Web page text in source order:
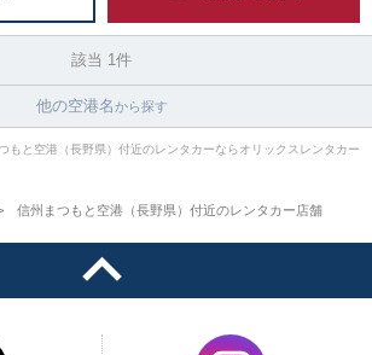
該当 1件
他の空港名から探す
もと空港（長野県）付近のレンタカーならオリックスレンタカー
信州まつもと空港（長野県）付近のレンタカー店舗